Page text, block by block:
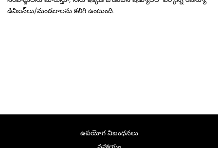
డివిజన్‌లు/మండలాలను కలిగి ఉంటుంది.
ఉపయోగ నిబంధనలు